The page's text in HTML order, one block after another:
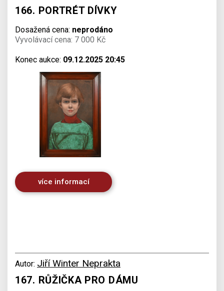
166. PORTRÉT DÍVKY
Dosažená cena: neprodáno
Vyvolávací cena: 7 000 Kč
Konec aukce: 09.12.2025 20:45
více informací
Autor: Jiří Winter Neprakta
167. RŮŽIČKA PRO DÁMU